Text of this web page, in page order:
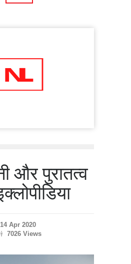
और पुरातत्व
14 Apr 2020
7026 Views